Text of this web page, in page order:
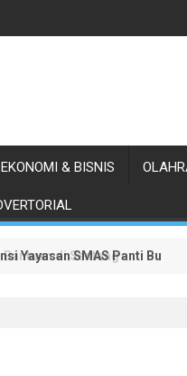
EKONOMI & BISNIS
Yayasan SMAS Panti Budaya
Bantuan di Sentang